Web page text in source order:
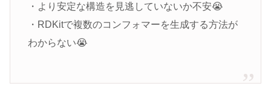
・より安定な構造を見逃していないか不安😭
・RDKitで複数のコンフォマーを生成する方法が
わからない😭